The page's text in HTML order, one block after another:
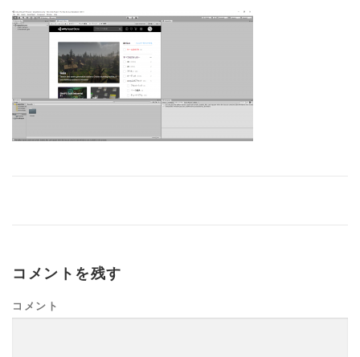
コメントを残す
コメント